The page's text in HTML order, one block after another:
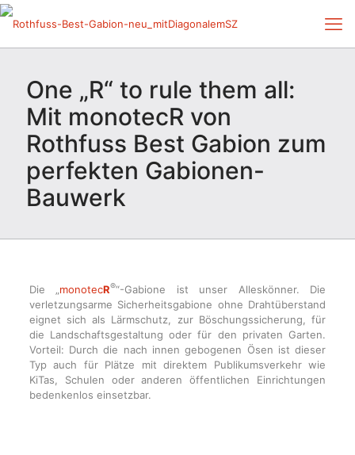
One „R“ to rule them all:
Mit monotecR von
Rothfuss Best Gabion zum
perfekten Gabionen-
Bauwerk
Die „monotecR®“-Gabione ist unser Alleskönner. Die
verletzungsarme Sicherheitsgabione ohne Drahtüberstand
eignet sich als Lärmschutz, zur Böschungssicherung, für
die Landschaftsgestaltung oder für den privaten Garten.
Vorteil: Durch die nach innen gebogenen Ösen ist dieser
Typ auch für Plätze mit direktem Publikumsverkehr wie
KiTas, Schulen oder anderen öffentlichen Einrichtungen
bedenkenlos einsetzbar.